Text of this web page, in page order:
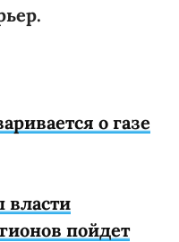
о газе
власти
пойдет